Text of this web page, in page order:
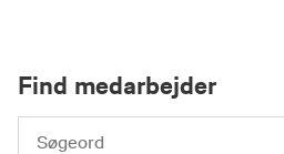
Find medarbejder